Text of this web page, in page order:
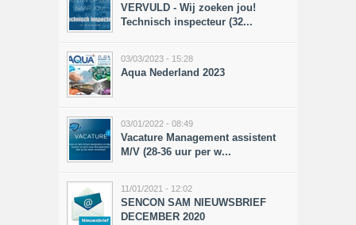
VERVULD - Wij zoeken jou!
Technisch inspecteur (32...
03/03/2023 - 15:28
Aqua Nederland 2023
03/01/2022 - 08:49
Vacature Management assistent
M/V (28-36 uur per w...
11/01/2021 - 12:02
SENCON SAM NIEUWSBRIEF
DECEMBER 2020